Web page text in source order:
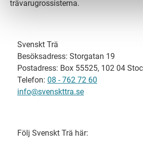
trävarugrossisterna.
Svenskt Trä
Besöksadress: Storgatan 19
Postadress: Box 55525, 102 04
Telefon: 08 - 762 72 60
info@svenskttra.se
Följ Svenskt Trä här: